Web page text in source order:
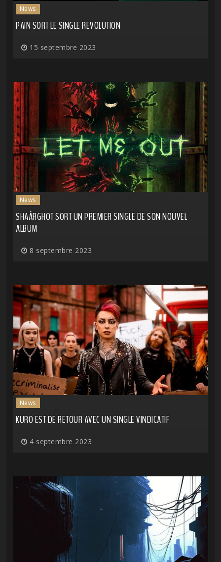
News
PAIN SORT LE SINGLE REVOLUTION
15 septembre 2023
News
SHAÂRGHOT SORT UN PREMIER SINGLE DE SON NOUVEL
ALBUM
8 septembre 2023
News
KURO EST DE RETOUR AVEC UN SINGLE VINDICATIF
4 septembre 2023